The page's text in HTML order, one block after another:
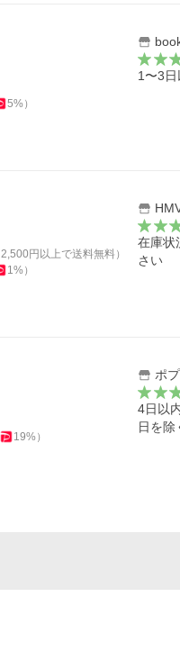
5%）
1〜3日
2,500 円以上で送料無料）
1%）
在庫状
さい
19%）
ポ
4日以
日を除